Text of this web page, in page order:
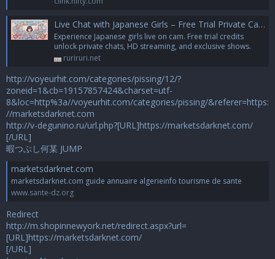
Live Chat with Japanese Girls – Free Trial Private Cam | SoonLive Tokyo
Experience Japanese girls live on cam. Free trial credits
unlock private chats, HD streaming, and exclusive shows.
ruriruri.net
http://voyeurhit.com/categories/pissing/12/?
zoneid=1&cb=19157857424&charset=utf-
8&loc=http%3a//voyeurhit.com/categories/pissing/&referer=https:
//marketsdarknet.com
http://v-degunino.ru/url.php?[URL]https://marketsdarknet.com/
[/URL]
暇つぶし何某 JUMP
marketsdarknet.com
marketsdarknet.com guide annuaire algerieinfo tourisme de sante
www.sante-dz.org
Redirect
http://m.shopinnewyork.net/redirect.aspx?url=
[URL]https://marketsdarknet.com/
[/URL]